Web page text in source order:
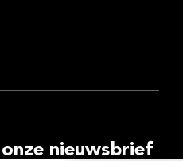
nieuwsbrief